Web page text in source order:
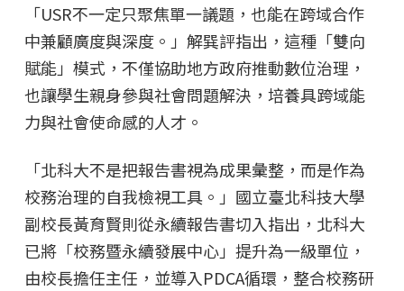
「USR不一定只聚焦單一議題，也能在跨域合作
中兼顧廣度與深度。」解巽評指出，這種「雙向
賦能」模式，不僅協助地方政府推動數位治理，
也讓學生親身參與社會問題解決，培養具跨域能
力與社會使命感的人才。
「北科大不是把報告書視為成果彙整，而是作為
校務治理的自我檢視工具。」國立臺北科技大學
副校長黃育賢則從永續報告書切入指出，北科大
已將「校務暨永續發展中心」提升為一級單位，
由校長擔任主任，並導入PDCA循環，整合校務研